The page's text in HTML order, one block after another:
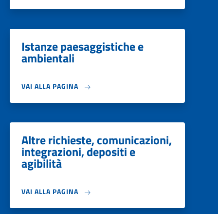
Istanze paesaggistiche e
ambientali
VAI ALLA PAGINA
Altre richieste, comunicazioni,
integrazioni, depositi e
agibilità
VAI ALLA PAGINA